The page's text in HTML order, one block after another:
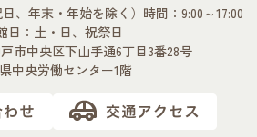
日、年末・年始を除く） 時間：9:00～17:00
日：土・日、祝祭日
市中央区下山手通6丁目3番28号
中央労働センター1階